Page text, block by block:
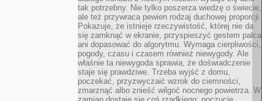
tak potrzebny. Nie tylko poszerza wiedzę o świecie,
ale też przywraca pewien rodzaj duchowej proporcji.
Pokazuje, że istnieje rzeczywistość, której nie da
się zamknąć w ekranie, przyspieszyć gestem palca
ani dopasować do algorytmu. Wymaga cierpliwości,
pogody, czasu i czasem również niewygody. Ale
właśnie ta niewygoda sprawia, że doświadczenie
staje się prawdziwe. Trzeba wyjść z domu,
poczekać, przyzwyczaić wzrok do ciemności,
zmarznąć albo znieść wilgoć nocnego powietrza. W